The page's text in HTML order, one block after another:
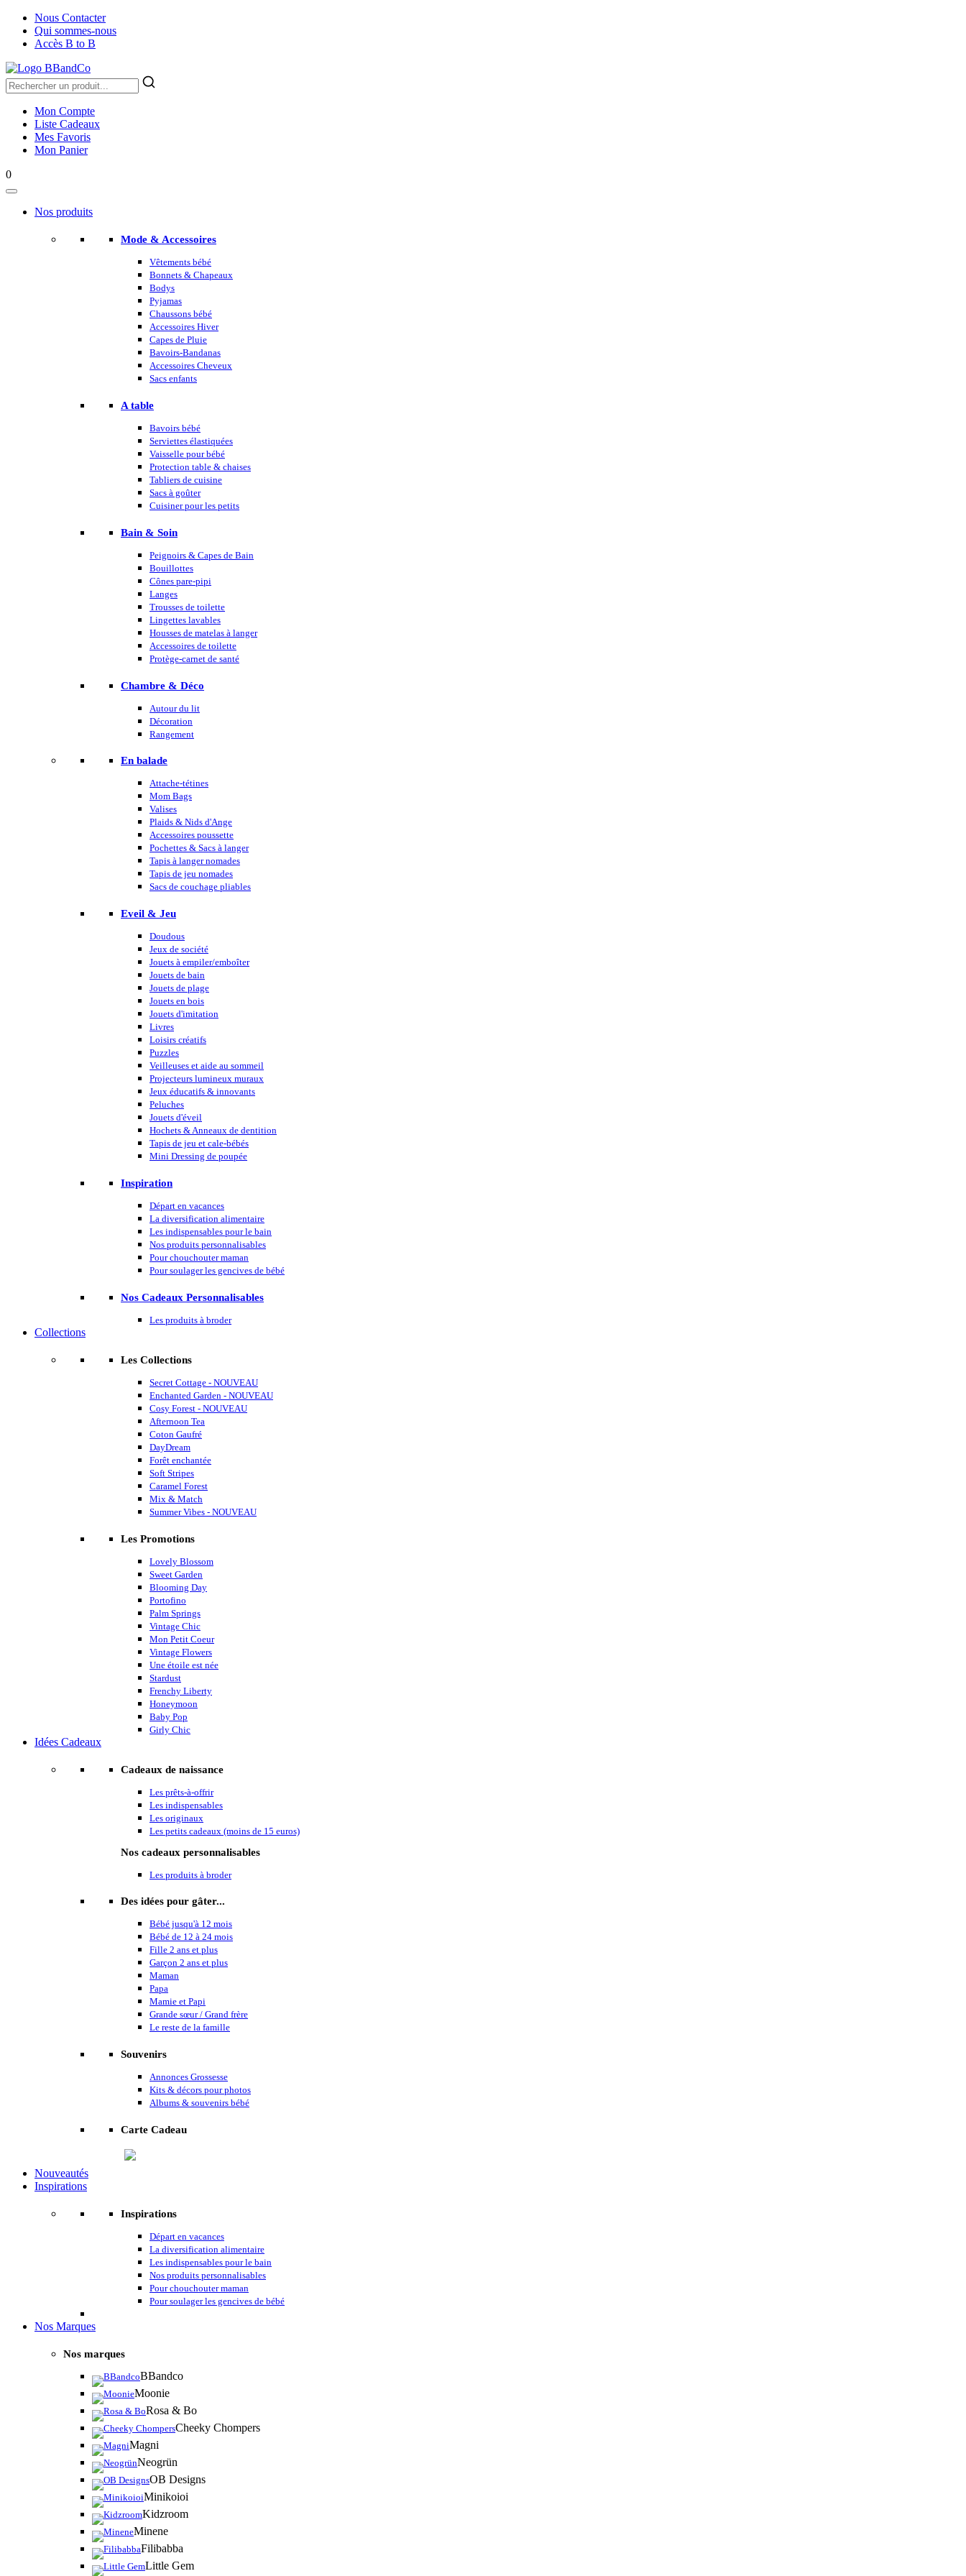
Nous Contacter
Qui sommes-nous
Accès B to B
Mon Compte
Liste Cadeaux
Mes Favoris
Mon Panier
0
Nos produits
Mode & Accessoires
Vêtements bébé
Bonnets & Chapeaux
Bodys
Pyjamas
Chaussons bébé
Accessoires Hiver
Capes de Pluie
Bavoirs-Bandanas
Accessoires Cheveux
Sacs enfants
A table
Bavoirs bébé
Serviettes élastiquées
Vaisselle pour bébé
Protection table & chaises
Tabliers de cuisine
Sacs à goûter
Cuisiner pour les petits
Bain & Soin
Peignoirs & Capes de Bain
Bouillottes
Cônes pare-pipi
Langes
Trousses de toilette
Lingettes lavables
Housses de matelas à langer
Accessoires de toilette
Protège-carnet de santé
Chambre & Déco
Autour du lit
Décoration
Rangement
En balade
Attache-tétines
Mom Bags
Valises
Plaids & Nids d'Ange
Accessoires poussette
Pochettes & Sacs à langer
Tapis à langer nomades
Tapis de jeu nomades
Sacs de couchage pliables
Eveil & Jeu
Doudous
Jeux de société
Jouets à empiler/emboîter
Jouets de bain
Jouets de plage
Jouets en bois
Jouets d'imitation
Livres
Loisirs créatifs
Puzzles
Veilleuses et aide au sommeil
Projecteurs lumineux muraux
Jeux éducatifs & innovants
Peluches
Jouets d'éveil
Hochets & Anneaux de dentition
Tapis de jeu et cale-bébés
Mini Dressing de poupée
Inspiration
Départ en vacances
La diversification alimentaire
Les indispensables pour le bain
Nos produits personnalisables
Pour chouchouter maman
Pour soulager les gencives de bébé
Nos Cadeaux Personnalisables
Les produits à broder
Collections
Les Collections
Secret Cottage - NOUVEAU
Enchanted Garden - NOUVEAU
Cosy Forest - NOUVEAU
Afternoon Tea
Coton Gaufré
DayDream
Forêt enchantée
Soft Stripes
Caramel Forest
Mix & Match
Summer Vibes - NOUVEAU
Les Promotions
Lovely Blossom
Sweet Garden
Blooming Day
Portofino
Palm Springs
Vintage Chic
Mon Petit Coeur
Vintage Flowers
Une étoile est née
Stardust
Frenchy Liberty
Honeymoon
Baby Pop
Girly Chic
Idées Cadeaux
Cadeaux de naissance
Les prêts-à-offrir
Les indispensables
Les originaux
Les petits cadeaux (moins de 15 euros)
Nos cadeaux personnalisables
Les produits à broder
Des idées pour gâter...
Bébé jusqu'à 12 mois
Bébé de 12 à 24 mois
Fille 2 ans et plus
Garçon 2 ans et plus
Maman
Papa
Mamie et Papi
Grande sœur / Grand frère
Le reste de la famille
Souvenirs
Annonces Grossesse
Kits & décors pour photos
Albums & souvenirs bébé
Carte Cadeau
Nouveautés
Inspirations
Inspirations
Départ en vacances
La diversification alimentaire
Les indispensables pour le bain
Nos produits personnalisables
Pour chouchouter maman
Pour soulager les gencives de bébé
Nos Marques
Nos marques
BBandco
Moonie
Rosa & Bo
Cheeky Chompers
Magni
Neogrün
OB Designs
Minikoioi
Kidzroom
Minene
Filibabba
Little Gem